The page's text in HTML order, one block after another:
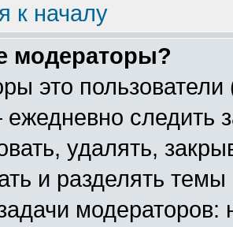
к началу
модераторы?
это
следить
удалять,
и разделять